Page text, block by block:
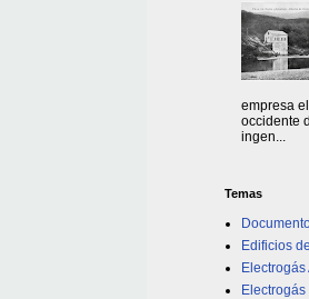
empresa
occidente
ingen...
Temas
Edificios
Electrogás
Electrogás